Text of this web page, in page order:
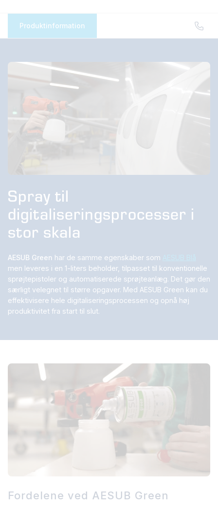
AESUB Green
AESUB scanningsspray og tilbehør
Produktinformation
Spray til
digitaliseringsprocesser i
stor skala
AESUB Green har de samme egenskaber som
men leveres i en 1-liters beholder, tilpasset til konventionelle
sprøjtepistoler og automatiserede sprøjteanlæg. Det gør den
særligt velegnet til større opgaver. Med AESUB Green kan du
effektivisere hele digitaliseringsprocessen og opnå høj
produktivitet fra start til slut.
Fordelene ved AESUB Green